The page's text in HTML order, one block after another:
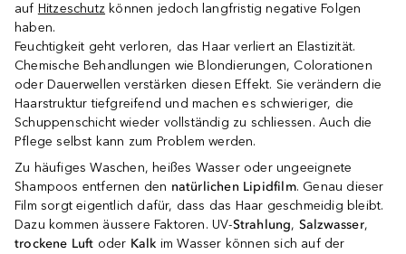
auf Hitzeschutz können jedoch langfristig negative Folgen
haben.
Feuchtigkeit geht verloren, das Haar verliert an Elastizität.
Chemische Behandlungen wie Blondierungen, Colorationen
oder Dauerwellen verstärken diesen Effekt. Sie verändern die
Haarstruktur tiefgreifend und machen es schwieriger, die
Schuppenschicht wieder vollständig zu schliessen. Auch die
Pflege selbst kann zum Problem werden.
Zu häufiges Waschen, heißes Wasser oder ungeeignete
Shampoos entfernen den natürlichen Lipidfilm. Genau dieser
Film sorgt eigentlich dafür, dass das Haar geschmeidig bleibt.
Dazu kommen äussere Faktoren. UV-Strahlung, Salzwasser,
trockene Luft oder Kalk im Wasser können sich auf der